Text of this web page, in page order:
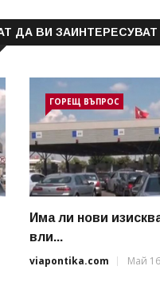
ДА ВИ ЗАИНТЕРЕСУВАТ
ГОРЕЩ ВЪПРОС
Има ли нови
вли...
viapontika.com
Май